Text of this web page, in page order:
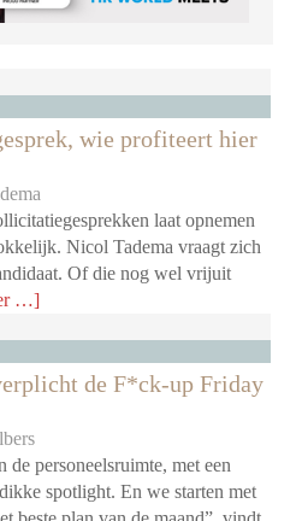
wie profiteert hier
laat opnemen
Nicol Tadema vraagt zich
Of die nog wel vrijuit
…]
de F*ck-up Friday
personeelsruimte, met een
spotlight. En we starten met